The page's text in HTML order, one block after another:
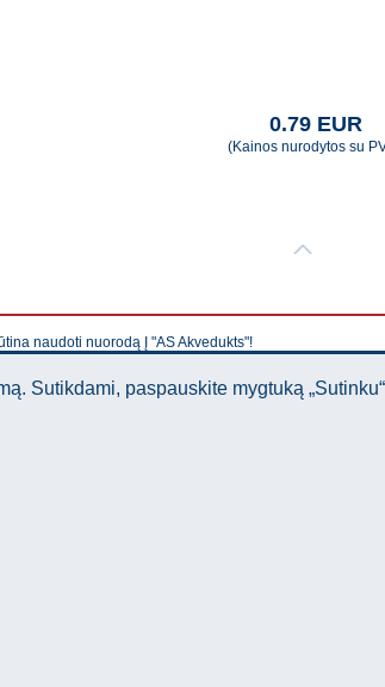
0.79 EUR
(Kainos nurodytos su
naudoti nuorodą Į "AS Akvedukts"!
Sutikdami, paspauskite mygtuką